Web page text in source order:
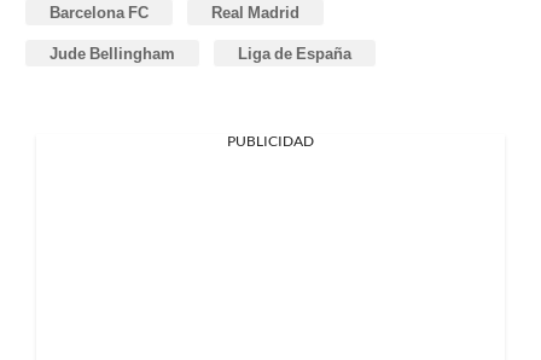
Barcelona FC Real Madrid
Jude Bellingham Liga de España
PUBLICIDAD